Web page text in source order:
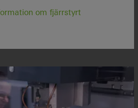
om fjärrstyrt